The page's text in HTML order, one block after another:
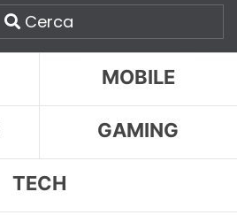
Cerca
MOBILE
GAMING
TECH